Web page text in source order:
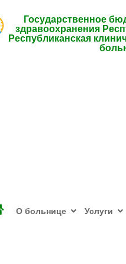
Государственное
здравоохранения
Республиканская
О больнице Услуги